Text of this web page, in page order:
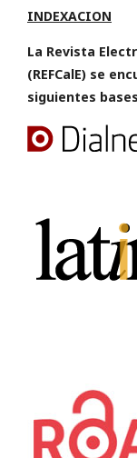
INDEXACION
La Revista
(REFCalE) se
siguientes